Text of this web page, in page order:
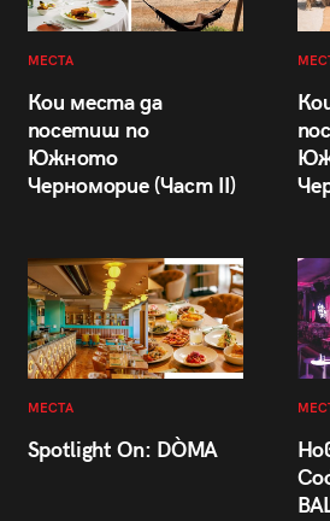
МЕСТА
Кои места да
посетиш по
Южното
Черноморие (Част II)
МЕСТА
Spotlight On: DÒMA